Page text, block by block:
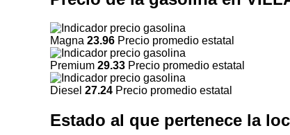
Magna 23.96 Precio promedio estatal
Premium 29.33 Precio promedio estatal
Diesel 27.24 Precio promedio estatal
Estado al que pertenece la